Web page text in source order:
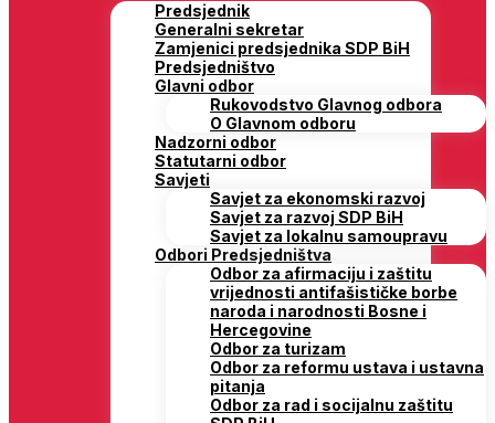
Predsjednik
Generalni sekretar
Zamjenici predsjednika SDP BiH
Predsjedništvo
Glavni odbor
Rukovodstvo Glavnog odbora
O Glavnom odboru
Nadzorni odbor
Statutarni odbor
Savjeti
Savjet za ekonomski razvoj
Savjet za razvoj SDP BiH
Savjet za lokalnu samoupravu
Odbori Predsjedništva
Odbor za afirmaciju i zaštitu
vrijednosti antifašističke borbe
naroda i narodnosti Bosne i
Hercegovine
Odbor za turizam
Odbor za reformu ustava i ustavna
pitanja
Odbor za rad i socijalnu zaštitu